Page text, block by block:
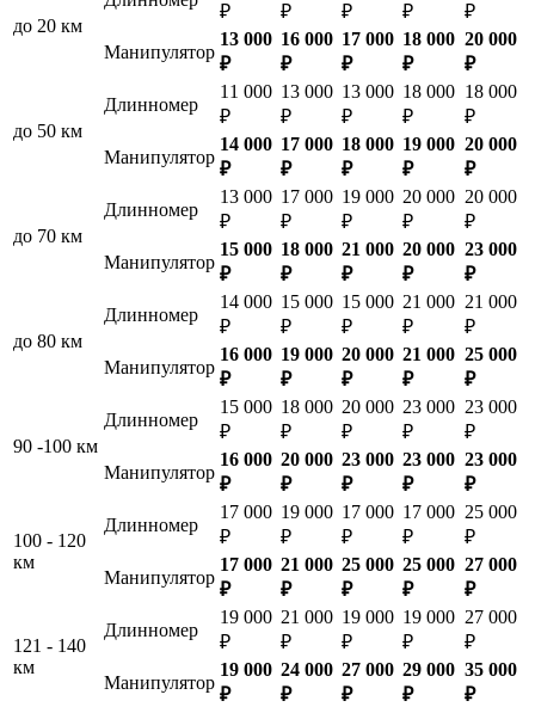
до 20 км
₽
₽
₽
₽
₽
Манипулятор
13 000
₽
16 000
₽
17 000
₽
18 000
₽
20 000
₽
до 50 км
Длинномер
11 000
₽
13 000
₽
13 000
₽
18 000
₽
18 000
₽
Манипулятор
14 000
₽
17 000
₽
18 000
₽
19 000
₽
20 000
₽
до 70 км
Длинномер
13 000
₽
17 000
₽
19 000
₽
20 000
₽
20 000
₽
Манипулятор
15 000
₽
18 000
₽
21 000
₽
20 000
₽
23 000
₽
до 80 км
Длинномер
14 000
₽
15 000
₽
15 000
₽
21 000
₽
21 000
₽
Манипулятор
16 000
₽
19 000
₽
20 000
₽
21 000
₽
25 000
₽
90 -100 км
Длинномер
15 000
₽
18 000
₽
20 000
₽
23 000
₽
23 000
₽
Манипулятор
16 000
₽
20 000
₽
23 000
₽
23 000
₽
23 000
₽
100 - 120
км
Длинномер
17 000
₽
19 000
₽
17 000
₽
17 000
₽
25 000
₽
Манипулятор
17 000
₽
21 000
₽
25 000
₽
25 000
₽
27 000
₽
121 - 140
км
Длинномер
19 000
₽
21 000
₽
19 000
₽
19 000
₽
27 000
₽
Манипулятор
19 000
₽
24 000
₽
27 000
₽
29 000
₽
35 000
₽